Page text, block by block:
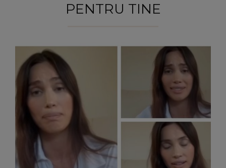
PENTRU TINE